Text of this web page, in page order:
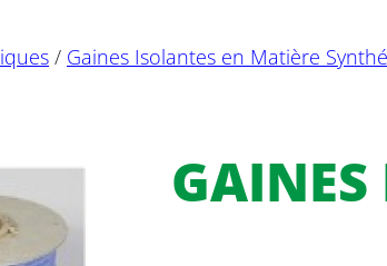
/ Gaines Isolantes en Matière